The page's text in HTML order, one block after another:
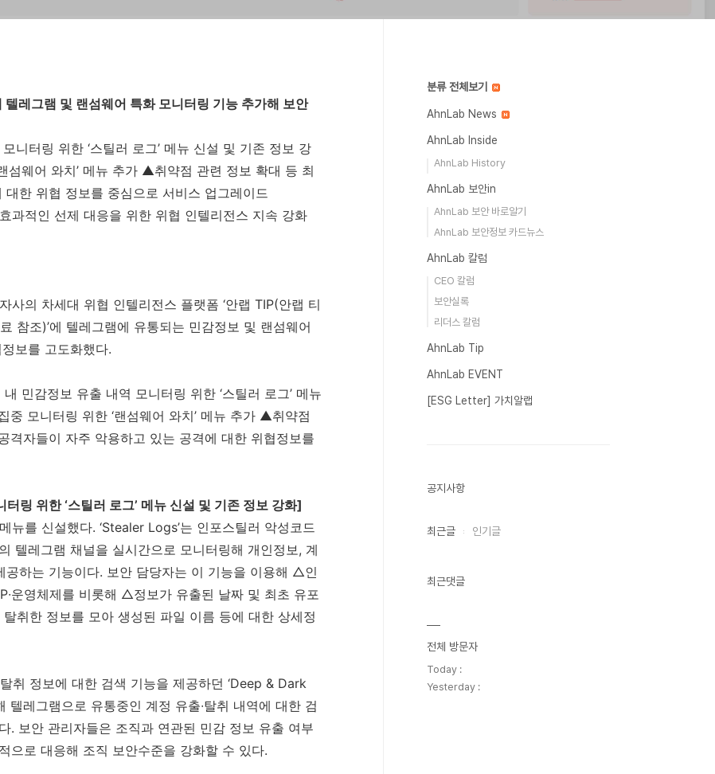
텔레그램 및 랜섬웨어 특화 모니터링 기능 추가해 보안
니터링 위한 ‘스틸러 로그’ 메뉴 신설 및 기존 정보 강
섬웨어 와치’ 메뉴 추가 ▲취약점 관련 정보 확대 등 최
한 위협 정보를 중심으로 서비스 업그레이드
과적인 선제 대응을 위한 위협 인텔리전스 지속 강화
사의 차세대 위협 인텔리전스 플랫폼 ‘안랩 TIP(안랩 티
참조)’에 텔레그램에 유통되는 민감정보 및 랜섬웨어
보를 고도화했다.
민감정보 유출 내역 모니터링 위한 ‘스틸러 로그’ 메뉴
모니터링 위한 ‘랜섬웨어 와치’ 메뉴 추가 ▲취약점
격자들이 자주 악용하고 있는 공격에 대한 위협정보를
링 위한 ‘스틸러 로그’ 메뉴 신설 및 기존 정보 강화]
메뉴를 신설했다. ‘Stealer Logs’는 인포스틸러 악성코드
텔레그램 채널을 실시간으로 모니터링해 개인정보, 계
공하는 기능이다. 보안 담당자는 이 기능을 이용해 △인
∙운영체제를 비롯해 △정보가 유출된 날짜 및 최초 유포
탈취한 정보를 모아 생성된 파일 이름 등에 대한 상세정
취 정보에 대한 검색 기능을 제공하던 ‘Deep & Dark
텔레그램으로 유통중인 계정 유출∙탈취 내역에 대한 검
. 보안 관리자들은 조직과 연관된 민감 정보 유출 여부
으로 대응해 조직 보안수준을 강화할 수 있다.
분류 전체보기
AhnLab News
AhnLab Inside
AhnLab History
AhnLab 보안in
AhnLab 보안 바로알기
AhnLab 보안정보 카드뉴스
AhnLab 칼럼
CEO 칼럼
보안실록
리더스 칼럼
AhnLab Tip
AhnLab EVENT
[ESG Letter] 가치알랩
공지사항
최근글 인기글
최근댓글
전체 방문자
Today :
Yesterday :